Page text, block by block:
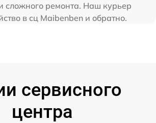
сложного ремонта. Наш курьер
в сц Maibenben и обратно.
сервисного
центра